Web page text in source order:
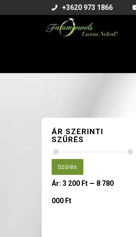
+3620 973 1866
ÁR SZERINTI
SZŰRÉS
Szűrés
Ár: 3 200 Ft— 8 780
000 Ft